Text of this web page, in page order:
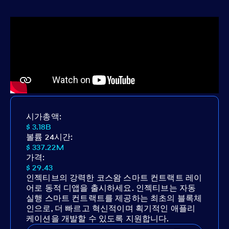
시가총액:
$ 3.18B
볼륨 24시간:
$ 337.22M
가격:
$ 29.43
인젝티브의 강력한 코스왐 스마트 컨트랙트 레이
어로 동적 디앱을 출시하세요. 인젝티브는 자동
실행 스마트 컨트랙트를 제공하는 최초의 블록체
인으로, 더 빠르고 혁신적이며 획기적인 애플리
케이션을 개발할 수 있도록 지원합니다.